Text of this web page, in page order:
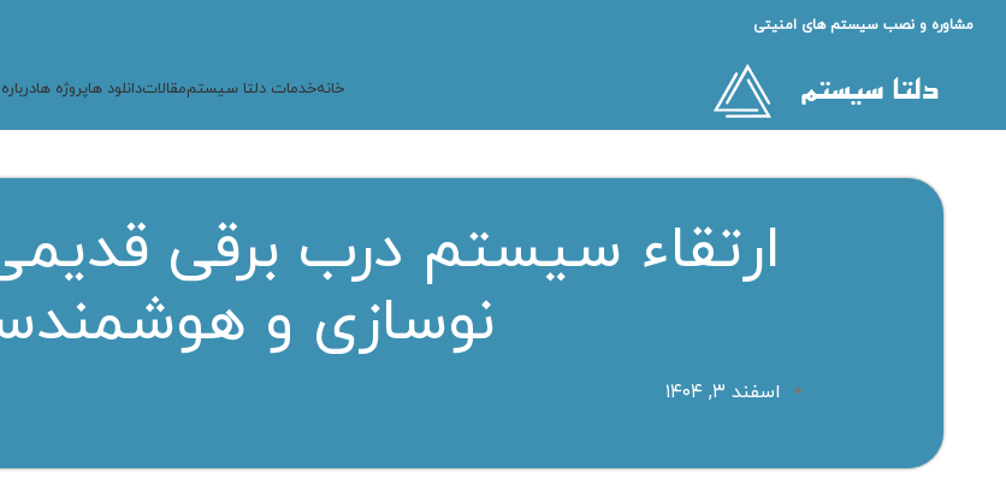
مشاوره و نصب سیستم های امنیتی
خانهخدمات دلتا سیستممقالاتدانلود هاپروژه ها
ارتقاء سیستم درب برقی
نوسازی و
اسفند ۳, ۱۴۰۴